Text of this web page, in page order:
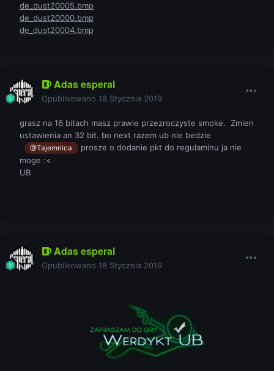
de_dust20005.bmp
de_dust20000.bmp
de_dust20004.bmp
Adas esperal
Opublikowano 18 Stycznia 2019
grasz na 16 bitach masz prawie przezroczyste smoke. Zmien
ustawienia an 32 bit. bo next razem ub nie bedzie
@Tajemnica
prosze o dodanie pkt do regulaminu ja nie
moge :<
UB
Adas esperal
Opublikowano 18 Stycznia 2019